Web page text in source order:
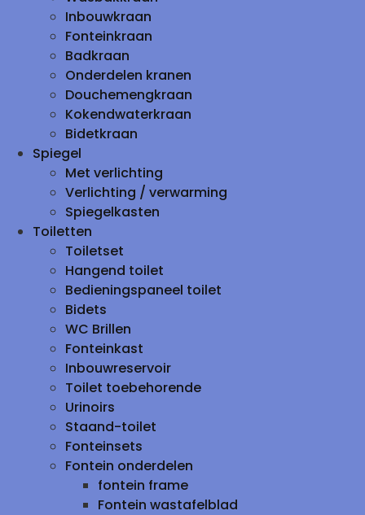
Inbouwkraan
Fonteinkraan
Badkraan
Onderdelen kranen
Douchemengkraan
Kokendwaterkraan
Bidetkraan
Spiegel
Met verlichting
Verlichting / verwarming
Spiegelkasten
Toiletten
Toiletset
Hangend toilet
Bedieningspaneel toilet
Bidets
WC Brillen
Fonteinkast
Inbouwreservoir
Toilet toebehorende
Urinoirs
Staand-toilet
Fonteinsets
Fontein onderdelen
fontein frame
Fontein wastafelblad